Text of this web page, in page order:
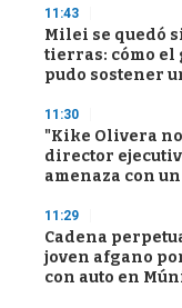
11:43
Milei se quedó
tierras: cómo
pudo sostener
11:30
"Kike Olivera
director
amenaza con
11:29
Cadena
joven afgano
con auto en